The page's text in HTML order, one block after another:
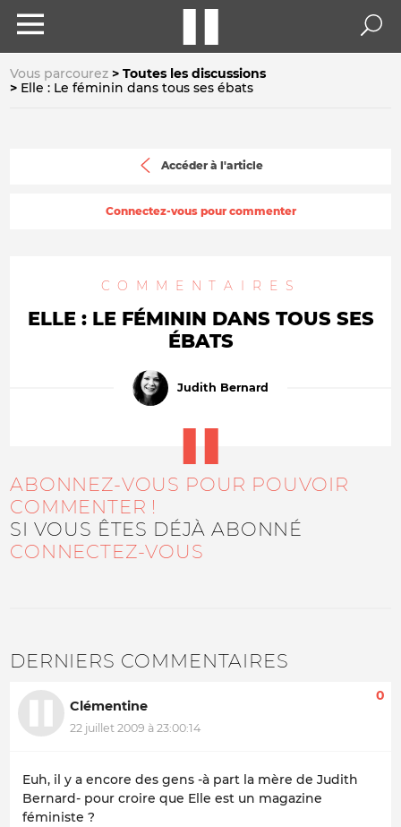
Vous parcourez
Toutes les discussions
Elle : Le féminin dans tous ses ébats
Accéder à l'article
Connectez-vous pour commenter
COMMENTAIRES
ELLE : LE FÉMININ DANS TOUS SES
ÉBATS
Judith Bernard
ABONNEZ-VOUS POUR POUVOIR
COMMENTER !
SI VOUS ÊTES DÉJÀ ABONNÉ
CONNECTEZ-VOUS
DERNIERS COMMENTAIRES
Clémentine
22 juillet 2009 à 23:00:14
0
Euh, il y a encore des gens -à part la mère de Judith
Bernard- pour croire que Elle est un magazine
féministe ?